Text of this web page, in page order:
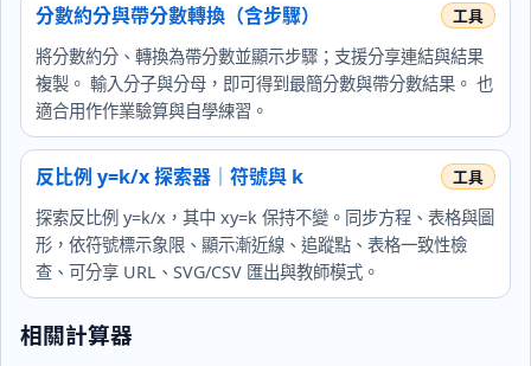
分數約分與帶分數轉換（含步驟）
將分數約分、轉換為帶分數並顯示步驟；支援分享連結與結果
複製。 輸入分子與分母，即可得到最簡分數與帶分數結果。 也
適合用作作業驗算與自學練習。
反比例 y=k/x 探索器｜符號與 k
探索反比例 y=k/x，其中 xy=k 保持不變。同步方程、表格與圖
形，依符號標示象限、顯示漸近線、追蹤點、表格一致性檢
查、可分享 URL、SVG/CSV 匯出與教師模式。
相關計算器